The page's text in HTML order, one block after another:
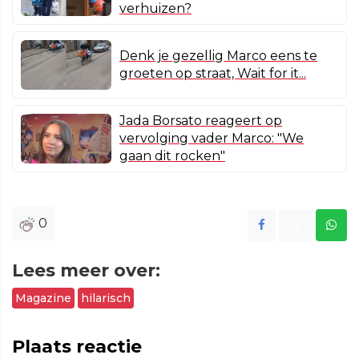
verhuizen?
Denk je gezellig Marco eens te
groeten op straat, Wait for it...
Jada Borsato reageert op
vervolging vader Marco: "We
gaan dit rocken"
0
Lees meer over:
Magazine hilarisch
Plaats reactie